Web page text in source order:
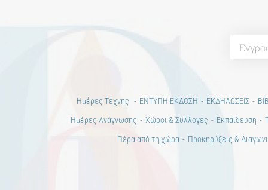
Ημέρες Τέχνης ΕΝΤΥΠΗ ΕΚΔΟΣΗ ΕΚΔΗΛΩΣΕΙΣ
Ημέρες Ανάγνωσης
Χώροι & Συλλογές Εκπαίδευση
Πέρα από τη χώρα
Προκηρύξεις &